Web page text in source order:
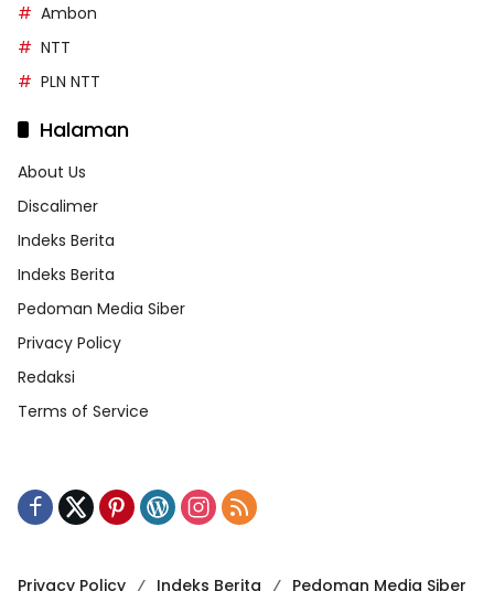
Ambon
NTT
PLN NTT
Halaman
About Us
Discalimer
Indeks Berita
Indeks Berita
Pedoman Media Siber
Privacy Policy
Redaksi
Terms of Service
Privacy Policy Indeks Berita Pedoman Media Siber